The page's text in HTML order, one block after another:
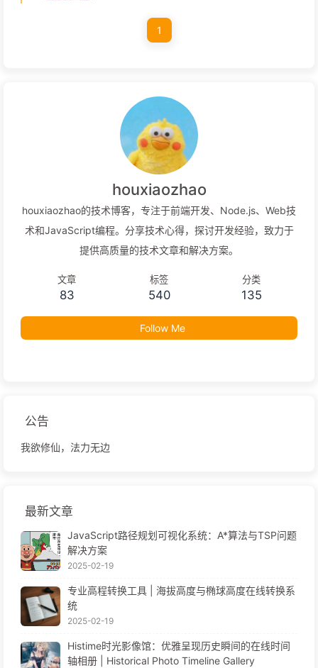
1
houxiaozhao
houxiaozhao的技术博客，专注于前端开发、Node.js、Web技
术和JavaScript编程。分享技术心得，探讨开发经验，致力于
提供高质量的技术文章和解决方案。
文章
83
标签
540
分类
135
Follow Me
公告
我欲修仙，法力无边
最新文章
JavaScript路径规划可视化系统：A*算法与TSP问题
解决方案
2025-02-19
专业高程转换工具 | 海拔高度与椭球高度在线转换系
统
2025-02-19
Histime时光影像馆：优雅呈现历史瞬间的在线时间
轴相册 | Historical Photo Timeline Gallery